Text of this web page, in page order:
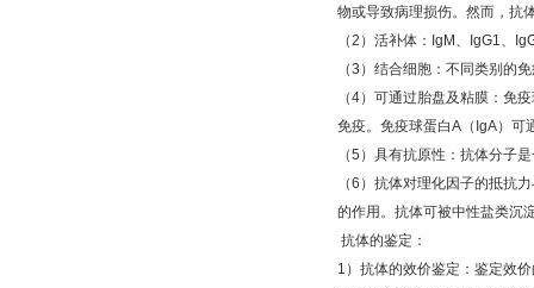
物或导致病理损伤。然而，抗
（2 ）活补体： IgM 、 IgG1、
（3 ）结合细胞：不同类别的
（4）可通过胎盘及粘膜：免
免疫。免疫球蛋白A （ IgA）可
（5 ）具有抗原性：抗体分子
（6 ）抗体对理化因子的抵抗
的作用。抗体可被中性盐类沉
抗体的鉴定：
1 ）抗体的效价鉴定：鉴定效